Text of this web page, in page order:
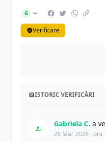
G
Verificare
ISTORIC VERIFICĂRI
Gabriela C. a
26 Mar 2026 · ora